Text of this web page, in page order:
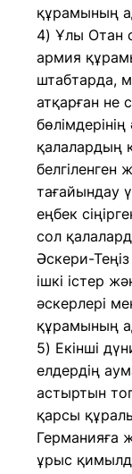
құрамының
4) Ұлы Отан
армия
штабтарда,
атқарған не
бөлiмдерiнің
қалалардың
белгiленген
тағайындау
еңбек
сол
Әскери-
iшкi iстер
әскерлерi
құрамының
5) Екiншi
елдердiң
астыртын
қарсы
Германияға
ұрыс